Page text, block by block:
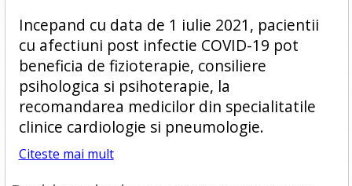
Incepand cu data de 1 iulie 2021, pacientii
cu afectiuni post infectie COVID-19 pot
beneficia de fizioterapie, consiliere
psihologica si psihoterapie, la
recomandarea medicilor din specialitatile
clinice cardiologie si pneumologie.
Citeste mai mult